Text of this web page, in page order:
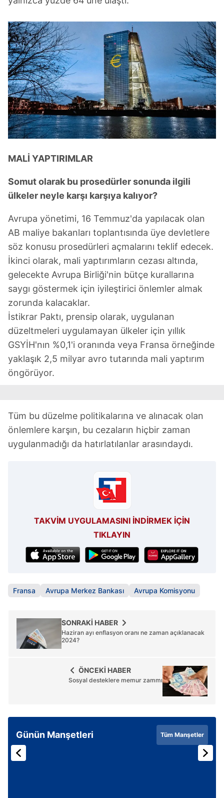
MALİ YAPTIRIMLAR
Somut olarak bu prosedürler sonunda ilgili
ülkeler neyle karşı karşıya kalıyor?
Avrupa yönetimi, 16 Temmuz'da yapılacak olan
AB maliye bakanları toplantısında üye devletlere
söz konusu prosedürleri açmalarını teklif edecek.
İkinci olarak, mali yaptırımların cezası altında,
gelecekte Avrupa Birliği'nin bütçe kurallarına
saygı göstermek için iyileştirici önlemler almak
zorunda kalacaklar.
İstikrar Paktı, prensip olarak, uygulanan
düzeltmeleri uygulamayan ülkeler için yıllık
GSYİH'nın %0,1'i oranında veya Fransa örneğinde
yaklaşık 2,5 milyar avro tutarında mali yaptırım
öngörüyor.
Tüm bu düzelme politikalarına ve alınacak olan
önlemlere karşın, bu cezaların hiçbir zaman
uygulanmadığı da hatırlatılanlar arasındaydı.
TAKVİM UYGULAMASINI İNDİRMEK İÇİN
TIKLAYIN
Fransa Avrupa Merkez Bankası Avrupa Komisyonu
SONRAKİ HABER
Haziran ayı enflasyon oranı ne zaman açıklanacak
2024?
ÖNCEKİ HABER
Sosyal desteklere memur zammı
Günün Manşetleri Tüm Manşetler